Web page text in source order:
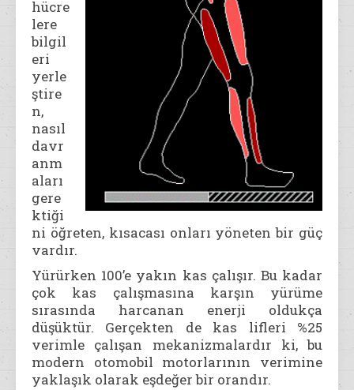
hücre
lere
bilgil
eri
yerle
ştire
n,
nasıl
davr
anm
aları
gere
ktiği
ni öğreten, kısacası onları yöneten bir güç
vardır.
Yürürken 100’e yakın kas çalışır. Bu kadar
çok kas çalışmasına karşın yürüme
sırasında harcanan enerji oldukça
düşüktür. Gerçekten de kas lifleri %25
verimle çalışan mekanizmalardır ki, bu
modern otomobil motorlarının verimine
yaklaşık olarak eşdeğer bir orandır.